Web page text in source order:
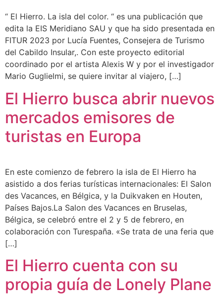
“ El Hierro. La isla del color. “ es una publicación que
edita la EIS Meridiano SAU y que ha sido presentada en
FITUR 2023 por Lucía Fuentes, Consejera de Turismo
del Cabildo Insular,. Con este proyecto editorial
coordinado por el artista Alexis W y por el investigador
Mario Guglielmi, se quiere invitar al viajero, […]
El Hierro busca abrir nuevos
mercados emisores de
turistas en Europa
En este comienzo de febrero la isla de El Hierro ha
asistido a dos ferias turísticas internacionales: El Salon
des Vacances, en Bélgica, y la Duikvaken en Houten,
Países Bajos.La Salon des Vacances en Bruselas,
Bélgica, se celebró entre el 2 y 5 de febrero, en
colaboración con Turespaña. «Se trata de una feria que
[…]
El Hierro cuenta con su
propia guía de Lonely Plane